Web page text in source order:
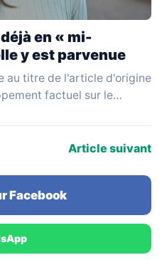
en « mi-
y est parvenue
au titre de l'article d'origine
factuel sur le
Article suivant
Facebook